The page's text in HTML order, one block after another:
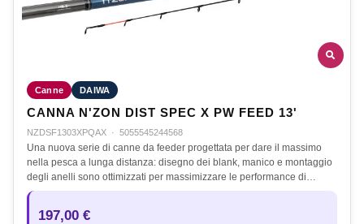
Canne DAIWA
CANNA N'ZON DIST SPEC X PW FEED 13'
NZDSF1303XPQAX · 5055545244568
Una nuova serie di canne da feeder progettata per dare il massimo
nella pesca a lunga distanza: disegno dei blank, manico e montaggio
degli anelli sono ottimizzati per massimizzare le performance di…
197,00 €